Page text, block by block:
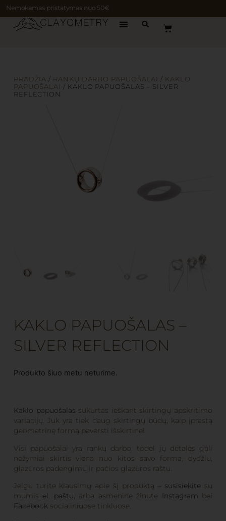
Nemokamas pristatymas nuo 50€
PRADŽIA / RANKŲ DARBO PAPUOŠALAI / KAKLO
PAPUOŠALAI
/ KAKLO PAPUOŠALAS – SILVER
REFLECTION
KAKLO PAPUOŠALAS –
SILVER REFLECTION
Produkto šiuo metu neturime.
Kaklo papuošalas sukurtas ieškant skirtingų apskritimo
variacijų. Juk yra tiek daug skirtingų būdų, kaip įprastą
geometrinę formą paversti išskirtine!
Visi papuošalai yra rankų darbo, todėl jų detalės gali
nežymiai skirtis viena nuo kitos savo forma, dydžiu,
glazūros padengimu ir pačios glazūros raštu.
Jeigu turite klausimų apie šį produktą – susisiekite su
mumis el. paštu, arba asmenine žinute Instagram bei
Facebooksocialiniuose tinkluose.